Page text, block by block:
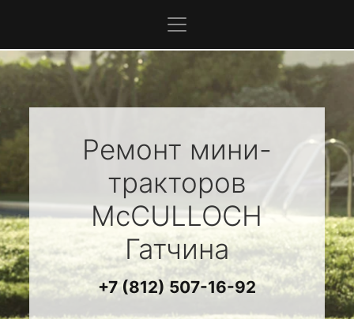
Ремонт мини-
тракторов
McCULLOCH
Гатчина
+7 (812) 507-16-92